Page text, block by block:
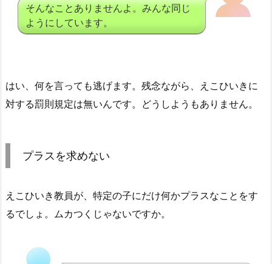
そんなことありませんよ。みんな同じ
ようにしています。
はい、何を言っても逃げます。残念ながら、えこひいきに
対する罰則規定は無いんです。どうしようもありません。
プラスを求めない
えこひいき教員が、特定の子にだけ何かプラスなことをす
るでしょ。ムカつくじゃないですか。